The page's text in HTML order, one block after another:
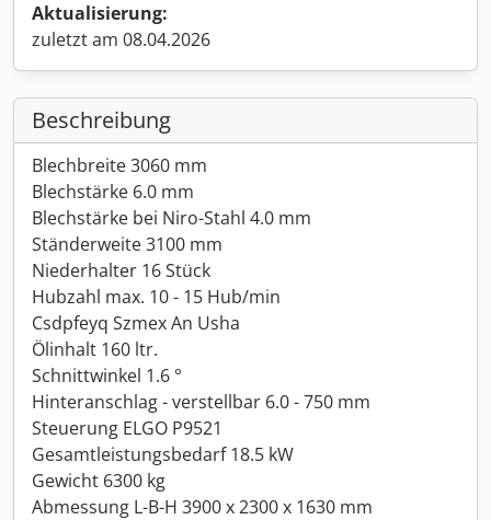
Aktualisierung:
zuletzt am 08.04.2026
Beschreibung
Blechbreite 3060 mm
Blechstärke 6.0 mm
Blechstärke bei Niro-Stahl 4.0 mm
Ständerweite 3100 mm
Niederhalter 16 Stück
Hubzahl max. 10 - 15 Hub/min
Csdpfeyq Szmex An Usha
Ölinhalt 160 ltr.
Schnittwinkel 1.6 °
Hinteranschlag - verstellbar 6.0 - 750 mm
Steuerung ELGO P9521
Gesamtleistungsbedarf 18.5 kW
Gewicht 6300 kg
Abmessung L-B-H 3900 x 2300 x 1630 mm